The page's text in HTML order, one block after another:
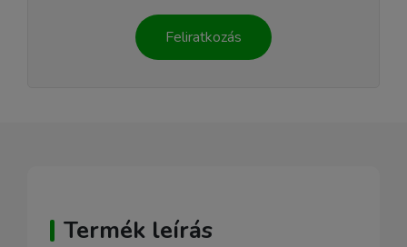
Feliratkozás
Termék leírás